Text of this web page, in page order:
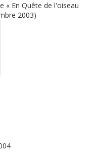
« En Quête de l'oiseau
2003)